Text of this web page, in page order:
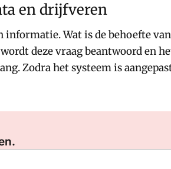
en drijfveren
Wat is de behoefte
deze vraag beantwoord en
Zodra het systeem is